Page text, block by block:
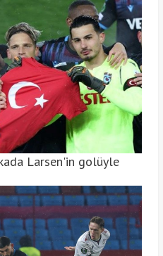
Larsen'in golüyle